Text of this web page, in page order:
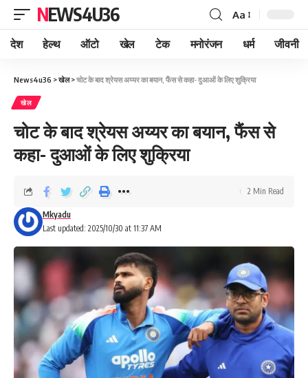
NEWS4U36 Aa
देश हेल्थ ऑटो खेल टेक मनोरंजन धर्म जीवनी
News4u36 >खेल>चोट के बाद श्रेयस अय्यर का बयान, फैंस से कहा- दुआओं के लिए शुक्रिया
खेल
चोट के बाद श्रेयस अय्यर का बयान, फैंस से
कहा- दुआओं के लिए शुक्रिया
Last updated: 2025/10/30 at 11:37 AM
Mkyadu
2 Min Read